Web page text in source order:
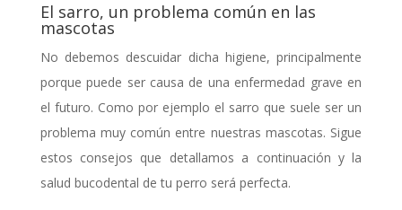
El sarro, un problema común en las
mascotas
No debemos descuidar dicha higiene, principalmente
porque puede ser causa de una enfermedad grave en
el futuro. Como por ejemplo el sarro que suele ser un
problema muy común entre nuestras mascotas. Sigue
estos consejos que detallamos a continuación y la
salud bucodental de tu perro será perfecta.